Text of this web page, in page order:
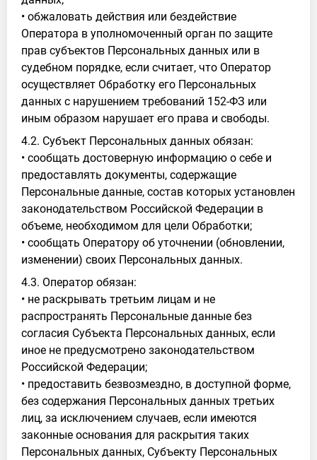
• обжаловать действия или бездействие
Оператора в уполномоченный орган по защите
прав субъектов Персональных данных или в
судебном порядке, если считает, что Оператор
осуществляет Обработку его Персональных
данных с нарушением требований 152-ФЗ или
иным образом нарушает его права и свободы.
4.2. Субъект Персональных данных обязан:
• сообщать достоверную информацию о себе и
предоставлять документы, содержащие
Персональные данные, состав которых установлен
законодательством Российской Федерации в
объеме, необходимом для цели Обработки;
• сообщать Оператору об уточнении (обновлении,
изменении) своих Персональных данных.
4.3. Оператор обязан:
• не раскрывать третьим лицам и не
распространять Персональные данные без
согласия Субъекта Персональных данных, если
иное не предусмотрено законодательством
Российской Федерации;
• предоставить безвозмездно, в доступной форме,
без содержания Персональных данных третьих
лиц, за исключением случаев, если имеются
законные основания для раскрытия таких
Персональных данных, Субъекту Персональных